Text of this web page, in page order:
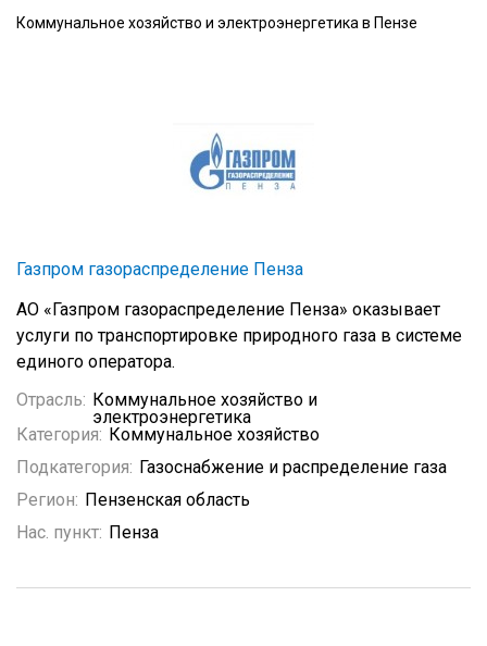
Коммунальное хозяйство и электроэнергетика в Пензе
Газпром газораспределение Пенза
АО «Газпром газораспределение Пенза» оказывает
услуги по транспортировке природного газа в системе
единого оператора.
Отрасль: Коммунальное хозяйство и
электроэнергетика
Категория: Коммунальное хозяйство
Подкатегория: Газоснабжение и распределение газа
Регион: Пензенская область
Нас. пункт: Пенза